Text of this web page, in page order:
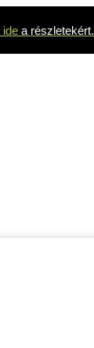
ide a részletekért.